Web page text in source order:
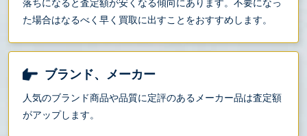
落ちになると査定額が安くなる傾向にあります。不要になっ
た場合はなるべく早く買取に出すことをおすすめします。
ブランド、メーカー
人気のブランド商品や品質に定評のあるメーカー品は査定額
がアップします。